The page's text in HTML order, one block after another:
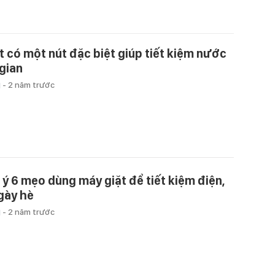
có một nút đặc biệt giúp tiết kiệm nước
- 2 năm trước
ý 6 mẹo dùng máy giặt để tiết kiệm điện,
hè
- 2 năm trước